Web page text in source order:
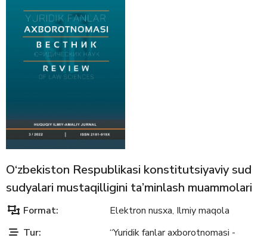
O‘zbekiston Respublikasi konstitutsiyaviy sud
sudyalari mustaqilligini ta’minlash muammolari
Format: Elektron nusxa, Ilmiy maqola
Tur:
“Yuridik fanlar axborotnomasi -